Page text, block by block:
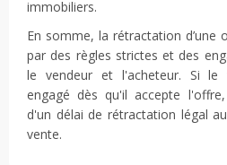
immobiliers.
En somme, la rétractation d’une
par des règles strictes et des
le vendeur et l'acheteur. Si le
engagé dès qu'il accepte
d'un délai de rétractation légal
vente.